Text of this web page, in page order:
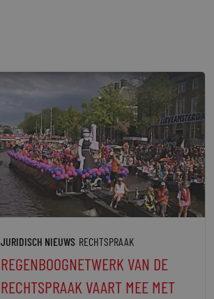
JURIDISCH NIEUWS RECHTSPRAAK
REGENBOOGNETWERK VAN DE
RECHTSPRAAK VAART MEE MET